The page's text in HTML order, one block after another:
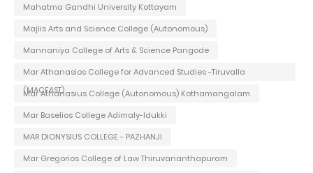
Mahatma Gandhi University Kottayam
Majlis Arts and Science College (Autonomous)
Mannaniya College of Arts & Science Pangode
Mar Athanasios College for Advanced Studies -Tiruvalla
(MACFAST)
Mar Athanasius College (Autonomous) Kothamangalam
Mar Baselios College Adimaly-Idukki
MAR DIONYSIUS COLLEGE - PAZHANJI
Mar Gregorios College of Law Thiruvananthapuram